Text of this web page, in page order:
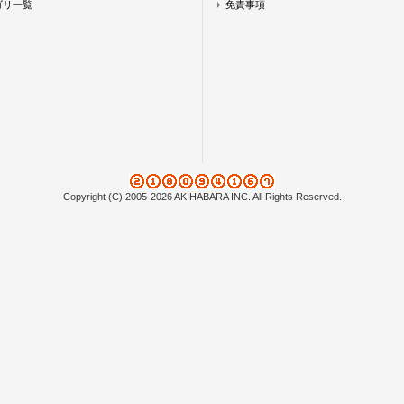
リ一覧 免責事項
Copyright (C) 2005-2026 AKIHABARA INC. All Rights Reserved.